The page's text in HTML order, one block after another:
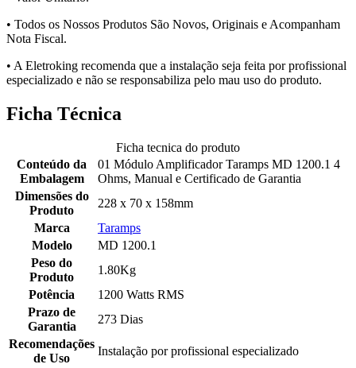
• Todos os Nossos Produtos São Novos, Originais e Acompanham
Nota Fiscal.
• A Eletroking recomenda que a instalação seja feita por profissional
especializado e não se responsabiliza pelo mau uso do produto.
Ficha Técnica
Ficha tecnica do produto
Conteúdo da
Embalagem
01 Módulo Amplificador Taramps MD 1200.1 4
Ohms, Manual e Certificado de Garantia
Dimensões do
Produto
228 x 70 x 158mm
Marca
Taramps
Modelo
MD 1200.1
Peso do
Produto
1.80Kg
Potência
1200 Watts RMS
Prazo de
Garantia
273 Dias
Recomendações
de Uso
Instalação por profissional especializado